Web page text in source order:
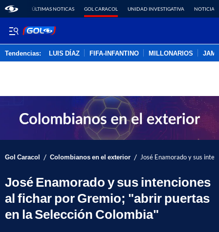
ÚLTIMAS NOTICAS GOL CARACOL UNIDAD INVESTIGATIVA NOTICIAS
Tendencias: LUIS DÍAZ FIFA-INFANTINO MILLONARIOS
Gol Caracol / Colombianos en el exterior / José Enamorado y sus
José Enamorado y sus intenciones
al fichar por Gremio; "abrir puertas
en la Selección Colombia"